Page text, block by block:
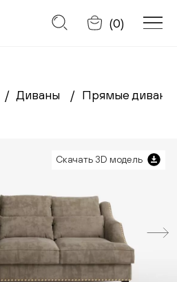
Отменить
(0)
Диваны Прямые диваны
Скачать 3D модель